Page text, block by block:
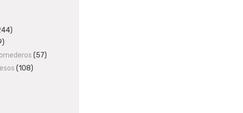
244
79
products 5757
108108